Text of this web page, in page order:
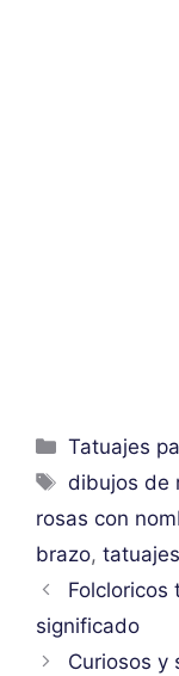
Categorías
Tatuajes
Etiquetas
dibujos de
rosas con
brazo,
Folcloricos
significado
Curiosos y